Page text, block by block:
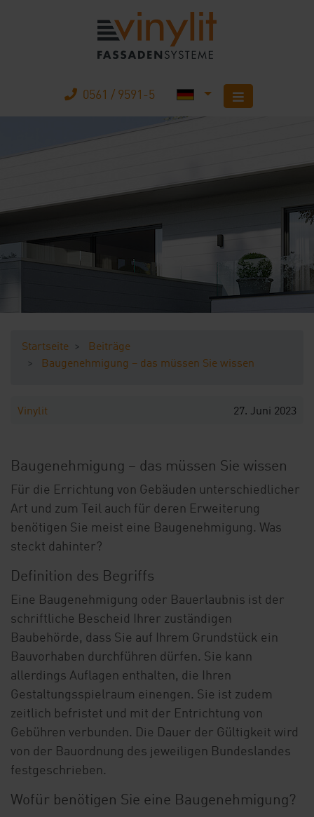
0561 / 9591-5
Karriere
Downloads
Kontakt Musterbestellung
Startseite
Beiträge
Baugenehmigung – das müssen Sie wissen
Vinylit 27. Juni 2023
Baugenehmigung – das müssen Sie wissen
Für die Errichtung von Gebäuden unterschiedlicher
Art und zum Teil auch für deren Erweiterung
benötigen Sie meist eine Baugenehmigung. Was
steckt dahinter?
Definition des Begriffs
Eine Baugenehmigung oder Bauerlaubnis ist der
schriftliche Bescheid Ihrer zuständigen
Baubehörde, dass Sie auf Ihrem Grundstück ein
Bauvorhaben durchführen dürfen. Sie kann
allerdings Auflagen enthalten, die Ihren
Gestaltungsspielraum einengen. Sie ist zudem
zeitlich befristet und mit der Entrichtung von
Gebühren verbunden. Die Dauer der Gültigkeit wird
von der Bauordnung des jeweiligen Bundeslandes
festgeschrieben.
Wofür benötigen Sie eine Baugenehmigung?